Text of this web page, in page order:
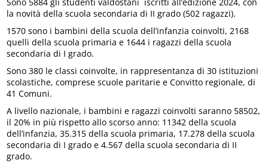
la novità della scuola secondaria di II grado (502 ragazzi).
1570 sono i bambini della scuola dell’infanzia coinvolti, 2168
quelli della scuola primaria e 1644 i ragazzi della scuola
secondaria di I grado.
Sono 380 le classi coinvolte, in rappresentanza di 30 istituzioni
scolastiche, comprese scuole paritarie e Convitto regionale, di
41 Comuni.
A livello nazionale, i bambini e ragazzi coinvolti saranno 58502,
il 20% in più rispetto allo scorso anno: 11342 della scuola
dell’infanzia, 35.315 della scuola primaria, 17.278 della scuola
secondaria di I grado e 4.567 della scuola secondaria di II
grado.